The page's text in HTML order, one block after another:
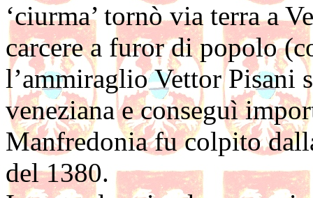
‘ciurma’ tornò via terra a
carcere a furor di popolo
l’ammiraglio Vettor Pisani
veneziana e conseguì
Manfredonia fu colpito
del 1380.